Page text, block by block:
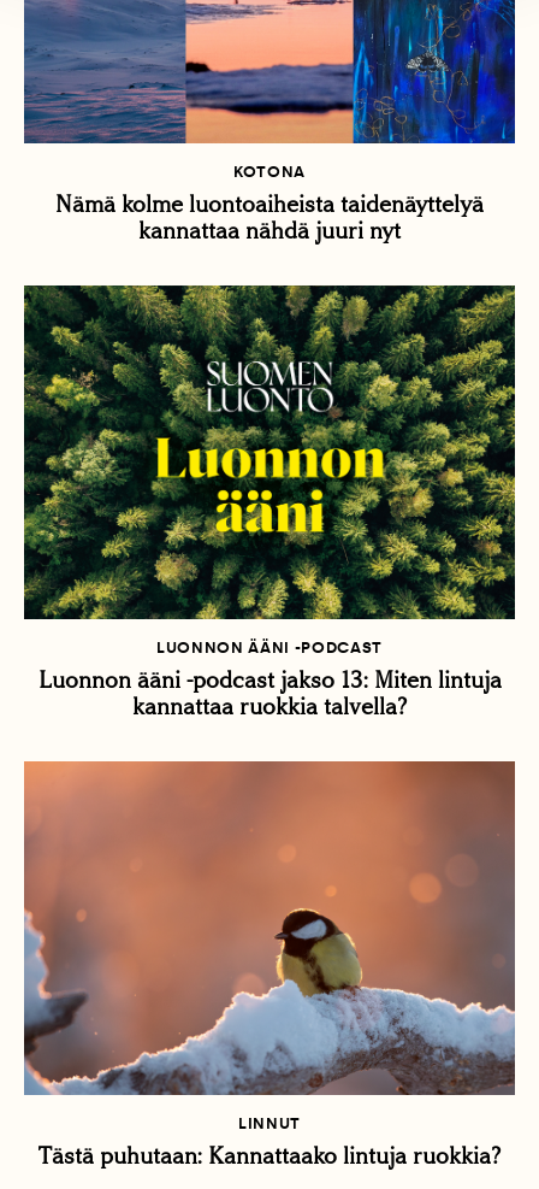
KOTONA
Nämä kolme luontoaiheista taidenäyttelyä
kannattaa nähdä juuri nyt
LUONNON ÄÄNI -PODCAST
Luonnon ääni -podcast jakso 13: Miten lintuja
kannattaa ruokkia talvella?
LINNUT
Tästä puhutaan: Kannattaako lintuja ruokkia?